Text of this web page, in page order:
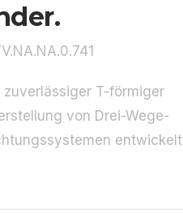
zuverlässiger T-förmiger
von Drei-Wege-
entwickelt